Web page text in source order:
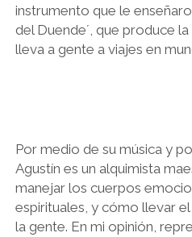
instrumento que le
del Duende´, que produce
lleva a gente a viajes en
Por medio de su música y
Agustín es un alquimista
manejar los cuerpos
espirituales, y cómo llevar
la gente. En mi opinión,